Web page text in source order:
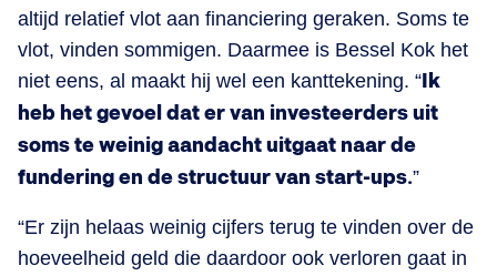
altijd relatief vlot aan financiering geraken. Soms te
vlot, vinden sommigen. Daarmee is Bessel Kok het
niet eens, al maakt hij wel een kanttekening. “Ik
heb het gevoel dat er van investeerders uit
soms te weinig aandacht uitgaat naar de
fundering en de structuur van start-ups.”
“Er zijn helaas weinig cijfers terug te vinden over de
hoeveelheid geld die daardoor ook verloren gaat in